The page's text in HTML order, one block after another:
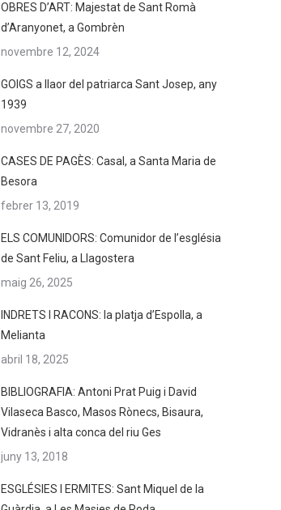
OBRES D’ART: Majestat de Sant Romà
d’Aranyonet, a Gombrèn
novembre 12, 2024
GOIGS a llaor del patriarca Sant Josep, any
1939
novembre 27, 2020
CASES DE PAGÈS: Casal, a Santa Maria de
Besora
febrer 13, 2019
ELS COMUNIDORS: Comunidor de l’església
de Sant Feliu, a Llagostera
maig 26, 2025
INDRETS I RACONS: la platja d’Espolla, a
Melianta
abril 18, 2025
BIBLIOGRAFIA: Antoni Prat Puig i David
Vilaseca Basco, Masos Rònecs, Bisaura,
Vidranès i alta conca del riu Ges
juny 13, 2018
ESGLÉSIES I ERMITES: Sant Miquel de la